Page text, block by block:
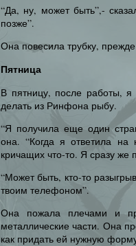
“Да, ну, может быть”,-
позже”.
Она повесила трубку,
Пятница
В пятницу, после работы,
делать из Ринфона рыбу.
“Я получила еще один
она. “Когда я ответила
кричащих что-то. Я сразу же
“Может быть, кто-то
твоим телефоном”.
Она пожала плечами и
металлические части. Она
как придать ей нужную